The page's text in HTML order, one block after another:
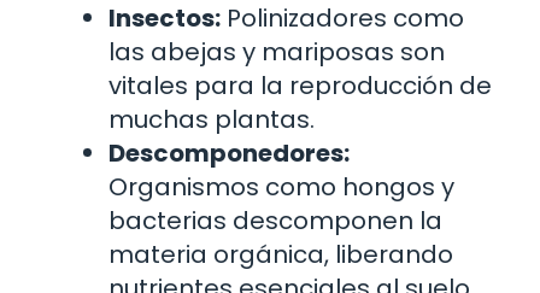
Insectos: Polinizadores como
las abejas y mariposas son
vitales para la reproducción de
muchas plantas.
Descomponedores:
Organismos como hongos y
bacterias descomponen la
materia orgánica, liberando